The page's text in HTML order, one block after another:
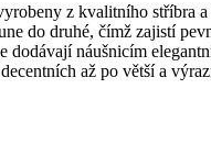
z kvalitního stříbra
do druhé, čímž zajistí
náušnicím
až po větší a